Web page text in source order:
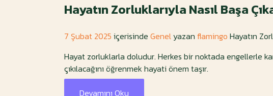
Hayatın Zorluklarıyla Nasıl Başa
7 Şubat 2025 içerisinde Genelyazan flamingo Hayatın
Hayat zorluklarla doludur. Herkes bir noktada engellerle
çıkılacağını öğrenmek hayati önem taşır.
Devamını Oku